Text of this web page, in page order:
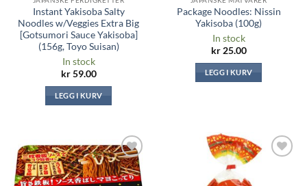
Instant Yakisoba Salty
Noodles w/Veggies Extra Big
[Gotsumori Sauce Yakisoba]
(156g, Toyo Suisan)
In stock
kr59.00
LEGG I KURV
Package Noodles: Nissin
Yakisoba (100g)
In stock
kr25.00
LEGG I KURV
Legg til i
ønskeliste